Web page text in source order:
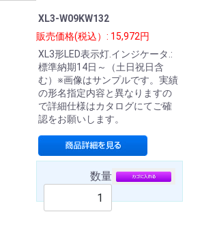
XL3-W09KW132
販売価格(税込）: 15,972円
XL3形LED表示灯.インジケータ.:
標準納期14日～（土日祝日含
む）※画像はサンプルです。実績
の形名指定内容と異なりますの
で詳細仕様はカタログにてご確
認をお願いします。
数量